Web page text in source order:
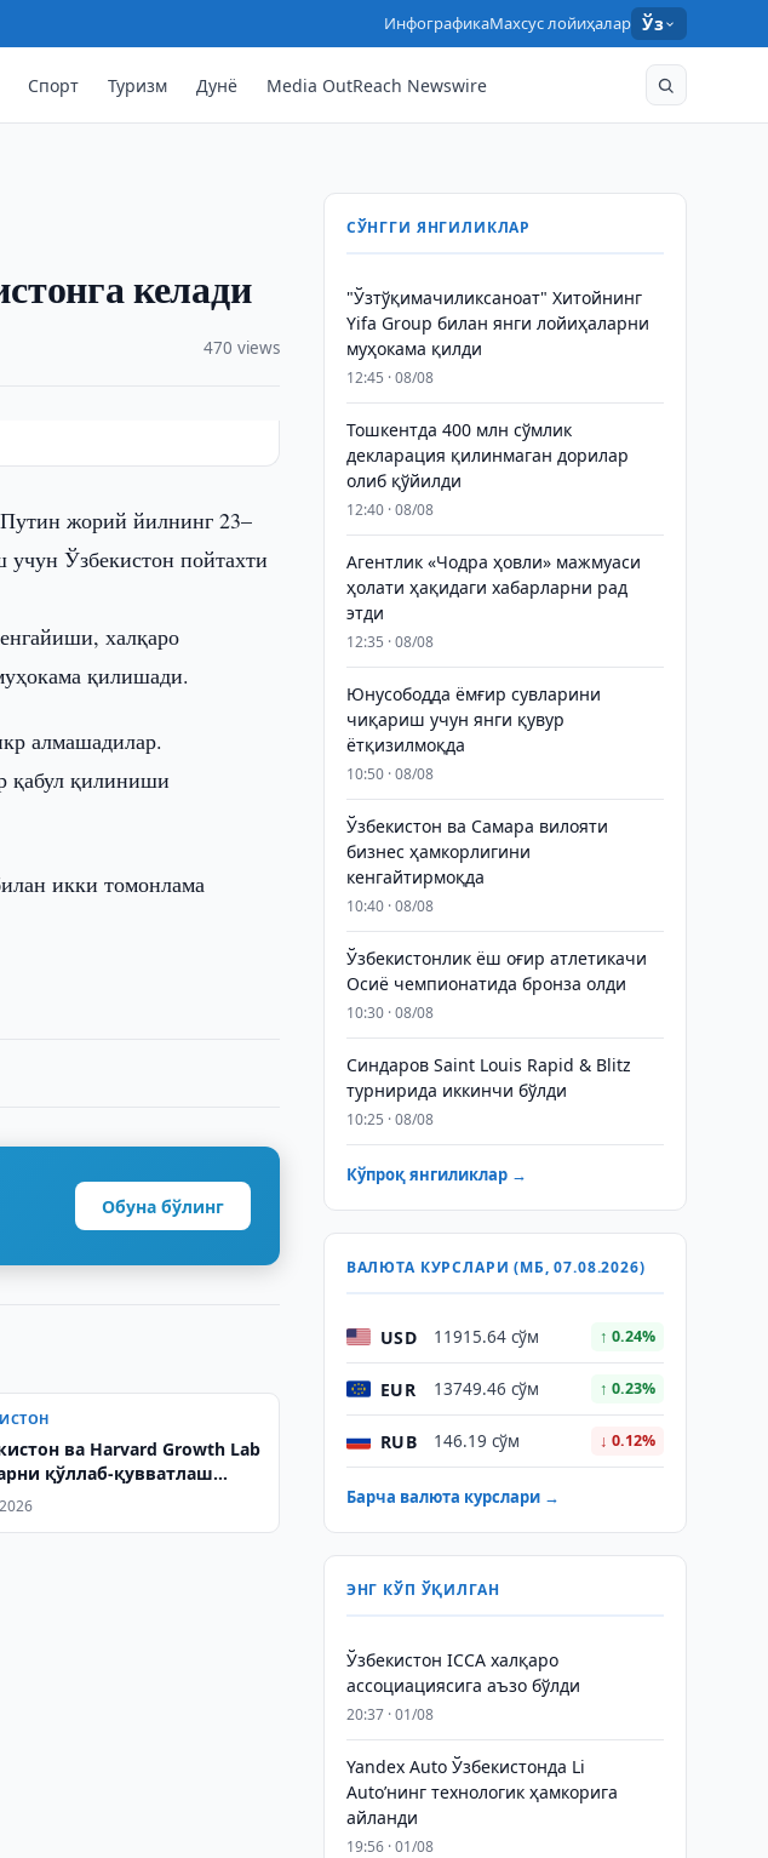
ИнфографикаМахсус лойиҳалар Ўз
Спорт Туризм Дунё Media OutReach Newswire
келади
470 views
жорий йилнинг 23–
Ўзбекистон пойтахти
халқаро
қилишади.
алмашадилар.
қабул қилиниши
икки томонлама
Обуна бўлинг
ва Harvard Growth Lab
қўллаб-қувватлаш
муҳокама
СЎНГГИ ЯНГИЛИКЛАР
"Ўзтўқимачиликсаноат" Хитойнинг
Yifa Group билан янги лойиҳаларни
муҳокама қилди
12:45 · 08/08
Тошкентда 400 млн сўмлик
декларация қилинмаган дорилар
олиб қўйилди
12:40 · 08/08
Агентлик «Чодра ҳовли» мажмуаси
ҳолати ҳақидаги хабарларни рад
этди
12:35 · 08/08
Юнусободда ёмғир сувларини
чиқариш учун янги қувур
ётқизилмоқда
10:50 · 08/08
Ўзбекистон ва Самара вилояти
бизнес ҳамкорлигини
кенгайтирмоқда
10:40 · 08/08
Ўзбекистонлик ёш оғир атлетикачи
Осиё чемпионатида бронза олди
10:30 · 08/08
Синдаров Saint Louis Rapid & Blitz
турнирида иккинчи бўлди
10:25 · 08/08
Кўпроқ янгиликлар →
ВАЛЮТА КУРСЛАРИ (МБ, 07.08.2026)
USD 11915.64 сўм ↑ 0.24%
EUR 13749.46 сўм ↑ 0.23%
RUB 146.19 сўм ↓ 0.12%
Барча валюта курслари →
ЭНГ КЎП ЎҚИЛГАН
Ўзбекистон ICCA халқаро
ассоциациясига аъзо бўлди
20:37 · 01/08
Yandex Auto Ўзбекистонда Li
Auto’нинг технологик ҳамкорига
айланди
19:56 · 01/08